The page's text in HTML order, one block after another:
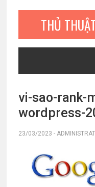
THỦ
vi-sao-rank-
wordpress-
23/03/2023 -